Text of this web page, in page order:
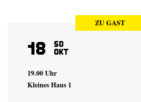
ZU GAST
18 So
Okt
19.00 Uhr
Kleines Haus 1